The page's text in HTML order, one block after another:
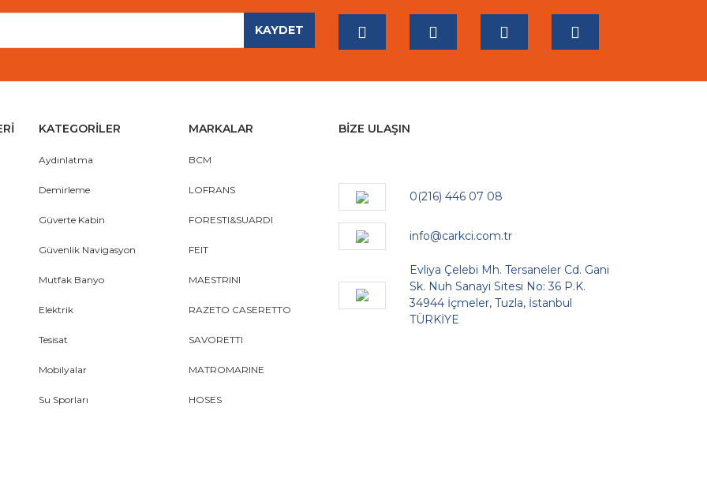
KAYDET
KATEGORİLER
Aydınlatma
Demirleme
Güverte Kabin
Güvenlik Navigasyon
Mutfak Banyo
Elektrik
Tesisat
Mobilyalar
Su Sporları
MARKALAR
BCM
LOFRANS
FORESTI&SUARDI
FEIT
MAESTRINI
RAZETO CASERETTO
SAVORETTI
MATROMARINE
HOSES
BİZE ULAŞIN
0(216) 446 07 08
info@carkci.com.tr
Evliya Çelebi Mh. Tersaneler Cd. Gani
Sk. Nuh Sanayi Sitesi No: 36 P.K.
34944 İçmeler, Tuzla, İstanbul
TÜRKİYE